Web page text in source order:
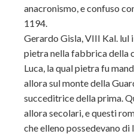
anacronismo, e confuso
1194.
Gerardo Gisla, VIII Kal. lul
pietra nella fabbrica della
Luca, la qual pietra fu
allora sul monte della
succeditrice della prima.
allora secolari, e questi
che elleno possedevano